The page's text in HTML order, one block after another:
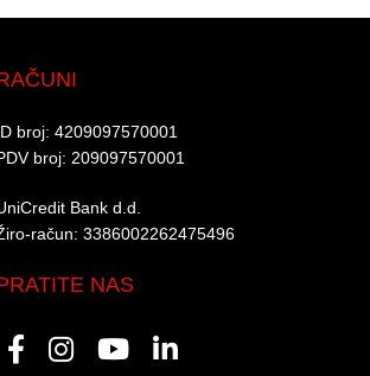
broj: 4209097570001​
broj: 209097570001
Bank d.d.​
račun: 3386002262475496​​
NAS